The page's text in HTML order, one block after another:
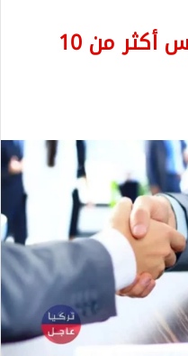
إسطنبول تشهد تأسيس أكثر من 10